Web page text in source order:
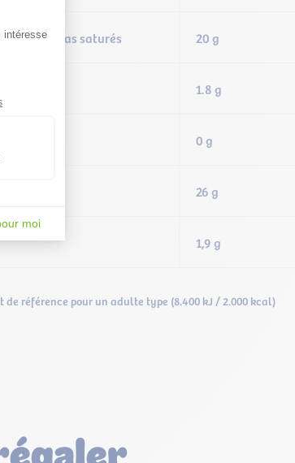
acides gras saturés 20 g
1.8 g
sucres 0 g
26 g
1,9 g
de référence pour un adulte type (8.400 kJ / 2.000 kcal)